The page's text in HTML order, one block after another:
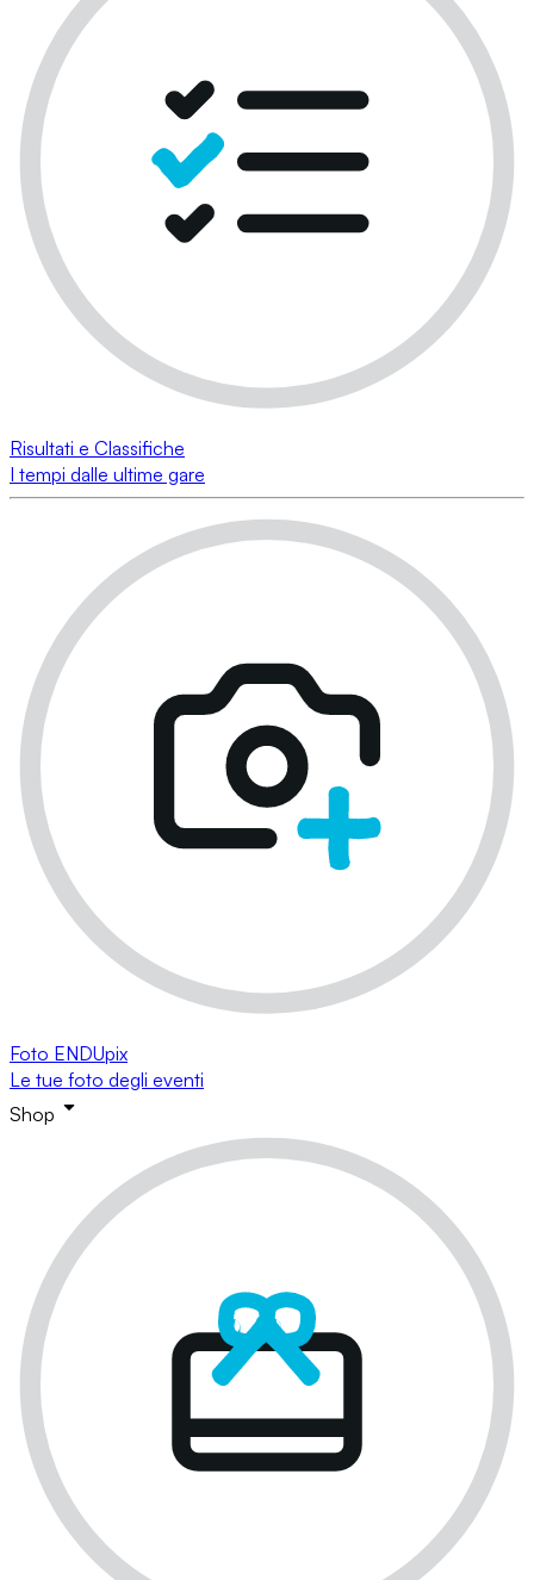
Risultati e Classifiche
I tempi dalle ultime gare
Foto ENDUpix
Le tue foto degli eventi
Shop